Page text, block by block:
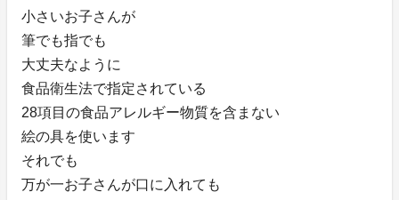
小さいお子さんが
筆でも指でも
大丈夫なように
食品衛生法で指定されている
28項目の食品アレルギー物質を含まない
絵の具を使います
それでも
万が一お子さんが口に入れても